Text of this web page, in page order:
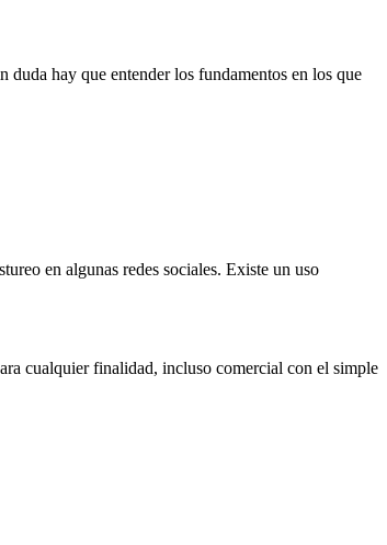
hay que entender los fundamentos en los que
en algunas redes sociales. Existe un uso
cualquier finalidad, incluso comercial con el simple